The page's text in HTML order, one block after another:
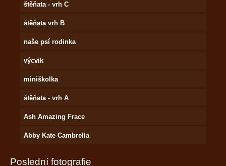
štěňata - vrh C
štěňata vrh B
naše psí rodinka
výcvik
miniškolka
štěňata - vrh A
Ash Amazing Frace
Abby Kate Cambrella
Poslední fotografie